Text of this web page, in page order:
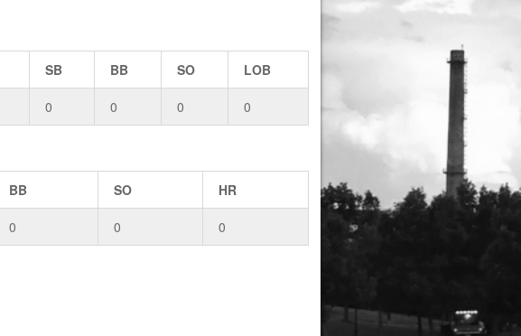
SB BB SO LOB
0 0 0 0
BB SO HR
0 0 0